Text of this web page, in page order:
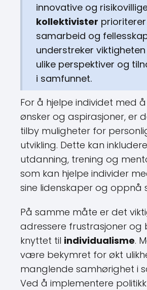
innovative og
kollektivister prioriterer
samarbeid og
understreker
ulike perspektiver og
i samfunnet.
For å hjelpe individet med
ønsker og aspirasjoner, er
tilby muligheter for
utvikling. Dette kan
utdanning, trening og
som kan hjelpe individer
sine lidenskaper og oppnå
På samme måte er det
adressere frustrasjoner og
knyttet til individualisme.
være bekymret for økt
manglende samhørighet i
Ved å implementere